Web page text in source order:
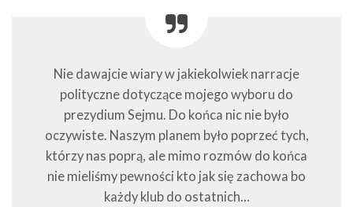
Nie dawajcie wiary w jakiekolwiek narracje
polityczne dotyczące mojego wyboru do
prezydium Sejmu. Do końca nic nie było
oczywiste. Naszym planem było poprzeć tych,
którzy nas poprą, ale mimo rozmów do końca
nie mieliśmy pewności kto jak się zachowa bo
każdy klub do ostatnich…